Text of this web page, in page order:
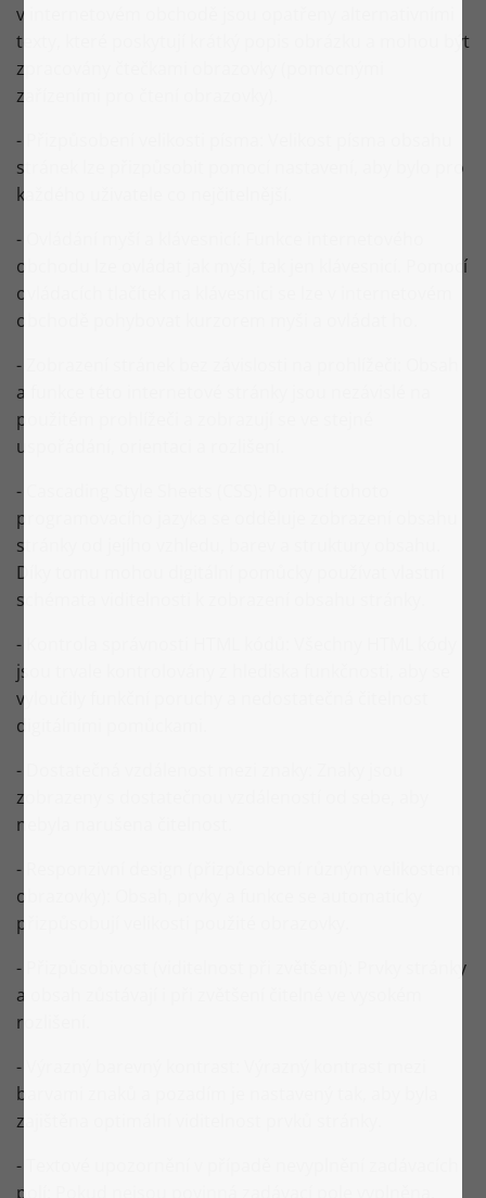
v internetovém obchodě jsou opatřeny alternativními
texty, které poskytují krátký popis obrázku a mohou být
zpracovány čtečkami obrazovky (pomocnými
zařízeními pro čtení obrazovky).
- Přizpůsobení velikosti písma: Velikost písma obsahu
stránek lze přizpůsobit pomocí nastavení, aby bylo pro
každého uživatele co nejčitelnější.
- Ovládání myší a klávesnicí: Funkce internetového
obchodu lze ovládat jak myší, tak jen klávesnicí. Pomocí
ovládacích tlačítek na klávesnici se lze v internetovém
obchodě pohybovat kurzorem myši a ovládat ho.
- Zobrazení stránek bez závislosti na prohlížeči: Obsah
a funkce této internetové stránky jsou nezávislé na
použitém prohlížeči a zobrazují se ve stejné
uspořádání, orientaci a rozlišení.
- Cascading Style Sheets (CSS): Pomocí tohoto
programovacího jazyka se odděluje zobrazení obsahu
stránky od jejího vzhledu, barev a struktury obsahu.
Díky tomu mohou digitální pomůcky používat vlastní
schémata viditelnosti k zobrazení obsahu stránky.
- Kontrola správnosti HTML kódů: Všechny HTML kódy
jsou trvale kontrolovány z hlediska funkčnosti, aby se
vyloučily funkční poruchy a nedostatečná čitelnost
digitálními pomůckami.
- Dostatečná vzdálenost mezi znaky: Znaky jsou
zobrazeny s dostatečnou vzdáleností od sebe, aby
nebyla narušena čitelnost.
- Responzivní design (přizpůsobení různým velikostem
obrazovky): Obsah, prvky a funkce se automaticky
přizpůsobují velikosti použité obrazovky.
- Přizpůsobivost (viditelnost při zvětšení): Prvky stránky
a obsah zůstávají i při zvětšení čitelné ve vysokém
rozlišení.
- Výrazný barevný kontrast: Výrazný kontrast mezi
barvami znaků a pozadím je nastavený tak, aby byla
zajištěna optimální viditelnost prvků stránky.
- Textové upozornění v případě nevyplnění zadávacích
polí: Pokud nejsou povinná zadávací pole vyplněna,